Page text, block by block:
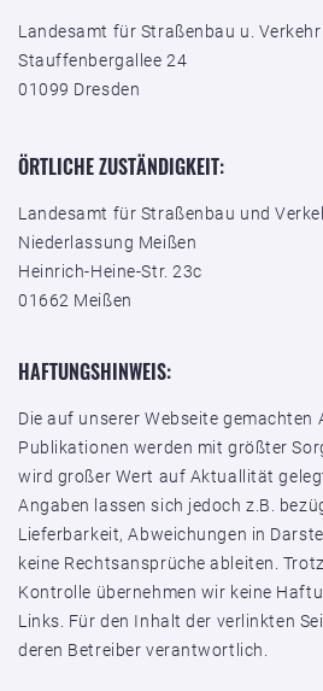
Landesamt für Straßenbau u. Verkehr
Stauffenbergallee 24
01099 Dresden
ÖRTLICHE ZUSTÄNDIGKEIT:
Landesamt für Straßenbau und
Niederlassung Meißen
Heinrich-Heine-Str. 23c
01662 Meißen
HAFTUNGSHINWEIS:
Die auf unserer Webseite gemachten
Publikationen werden mit größter
wird großer Wert auf Aktuallität
Angaben lassen sich jedoch z.B.
Lieferbarkeit, Abweichungen in
keine Rechtsansprüche ableiten.
Kontrolle übernehmen wir keine
Links. Für den Inhalt der verlinkten
deren Betreiber verantwortlich.